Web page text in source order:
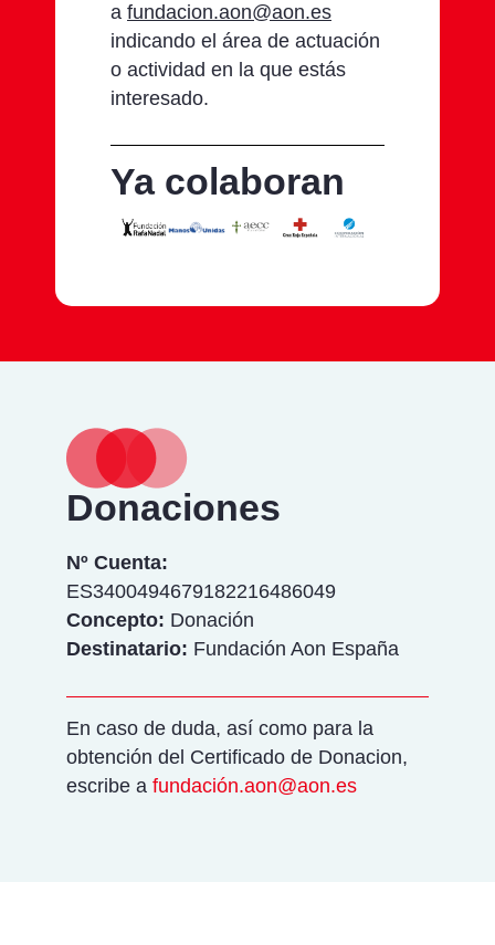
a fundacion.aon@aon.es
indicando el área de actuación
o actividad en la que estás
interesado.
Ya colaboran
Donaciones
Nº Cuenta:
ES3400494679182216486049
Concepto: Donación
Destinatario: Fundación Aon España
En caso de duda, así como para la
obtención del Certificado de Donacion,
escribe a fundación.aon@aon.es